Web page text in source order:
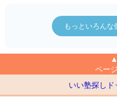
もっといろんな
▲
ペー
いい塾探しド